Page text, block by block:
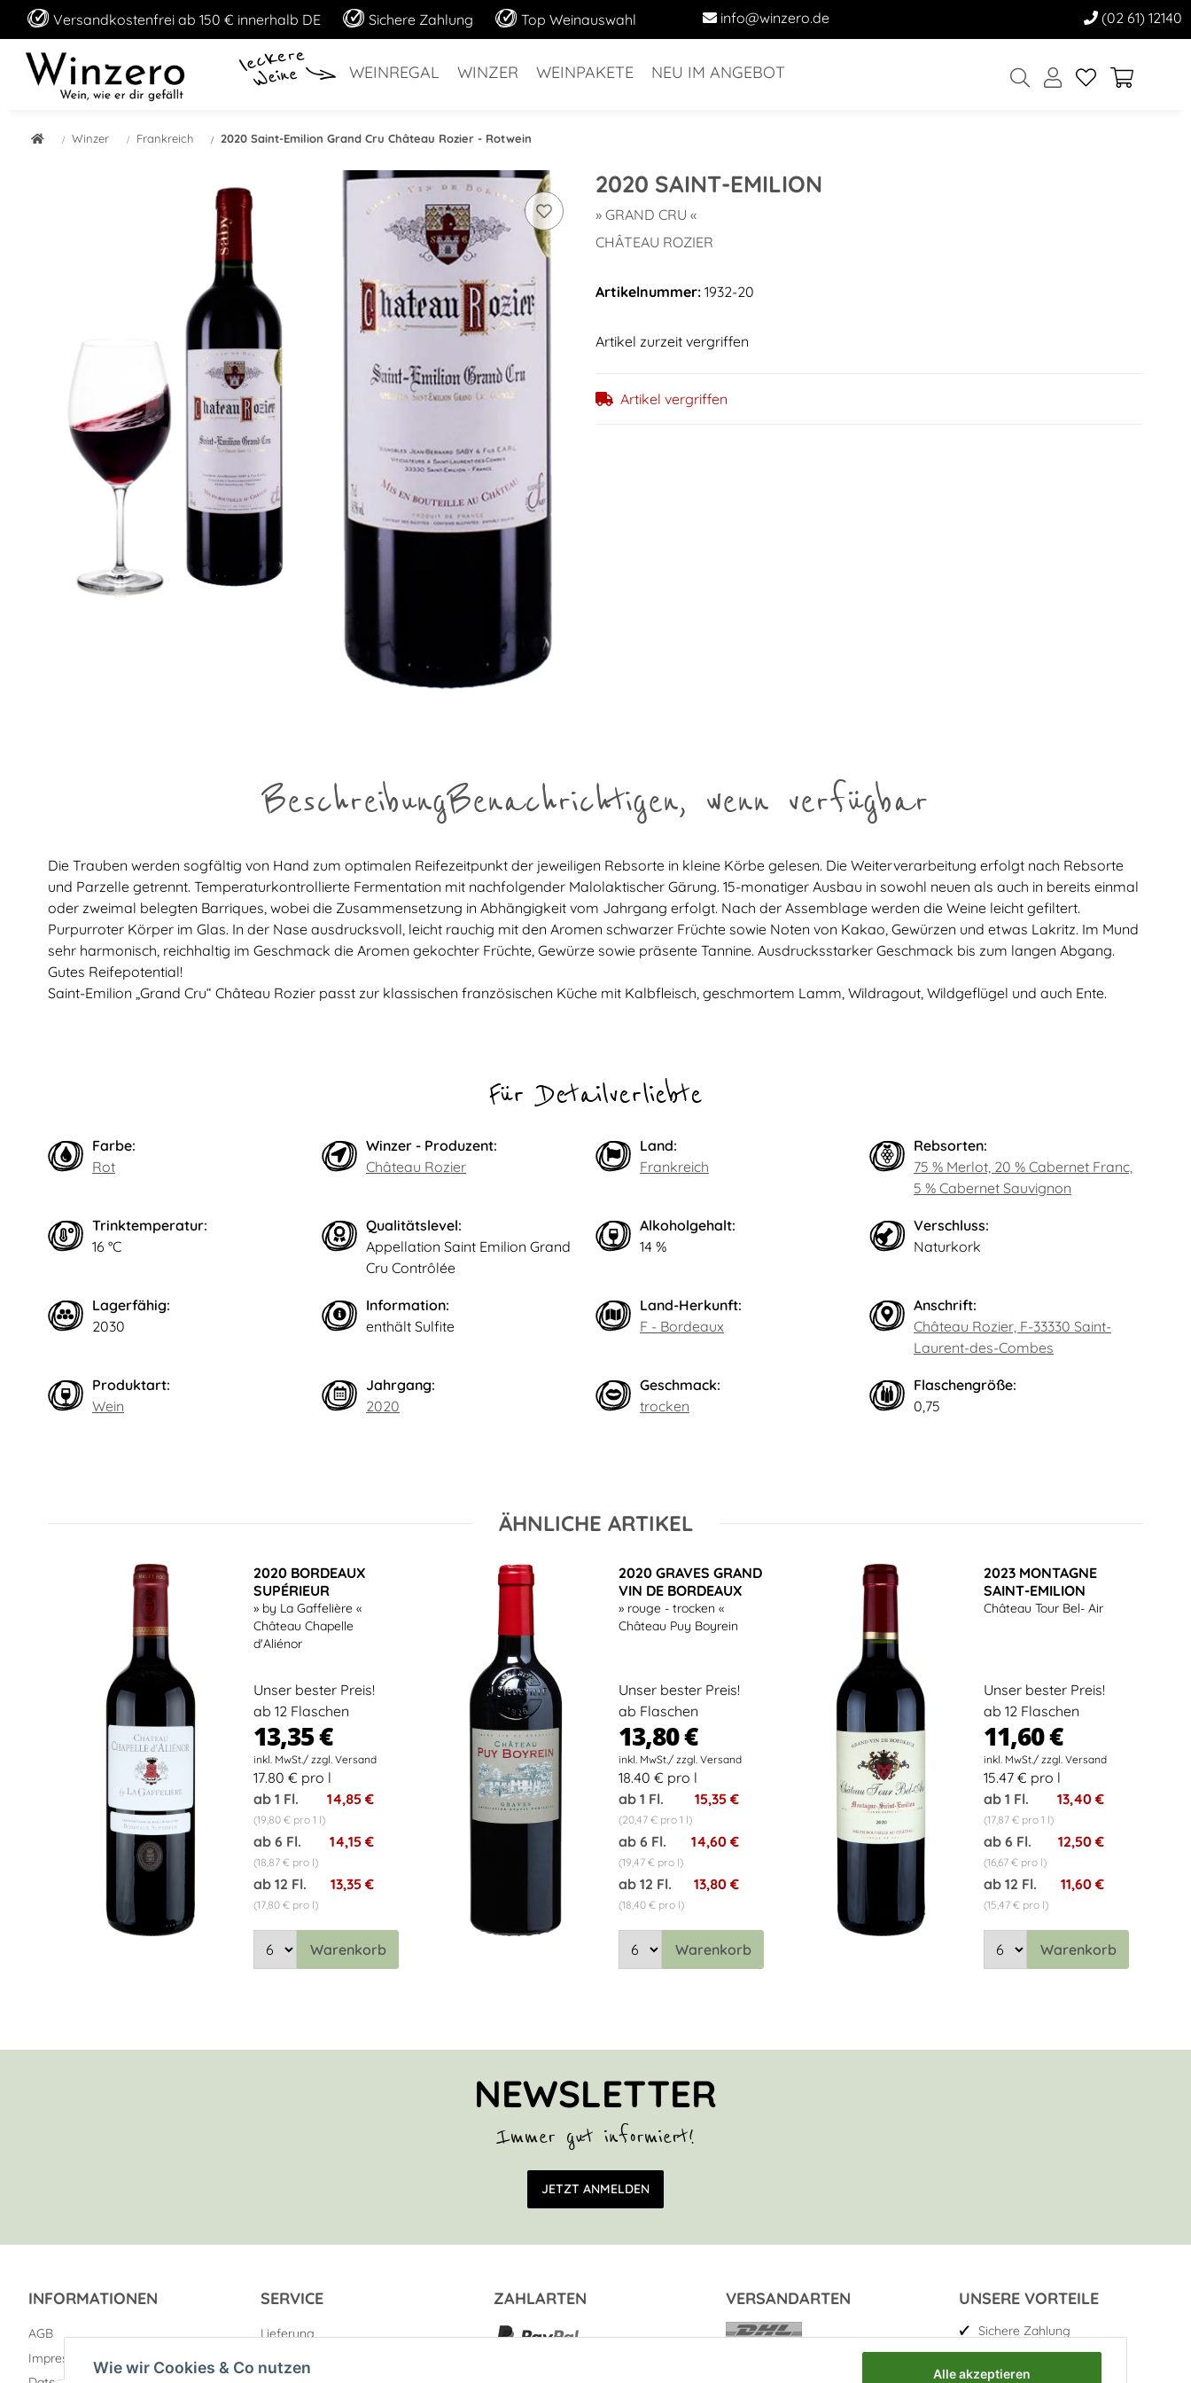
Versandkostenfrei ab 150 € innerhalb DE Sichere Zahlung Top Weinauswahl info@winzero.de (02 61) 12140
WEINREGAL WINZER WEINPAKETE NEU IM ANGEBOT
Winzer Frankreich 2020 Saint-Emilion Grand Cru Château Rozier - Rotwein
2020 SAINT-EMILION
» GRAND CRU «
CHÂTEAU ROZIER
Artikelnummer: 1932-20
Artikel zurzeit vergriffen
Artikel vergriffen
BeschreibungBenachrichtigen, wenn verfügbar
Die Trauben werden sogfältig von Hand zum optimalen Reifezeitpunkt der jeweiligen Rebsorte in kleine Körbe gelesen. Die Weiterverarbeitung erfolgt nach Rebsorte
und Parzelle getrennt. Temperaturkontrollierte Fermentation mit nachfolgender Malolaktischer Gärung. 15-monatiger Ausbau in sowohl neuen als auch in bereits einmal
oder zweimal belegten Barriques, wobei die Zusammensetzung in Abhängigkeit vom Jahrgang erfolgt. Nach der Assemblage werden die Weine leicht gefiltert.
Purpurroter Körper im Glas. In der Nase ausdrucksvoll, leicht rauchig mit den Aromen schwarzer Früchte sowie Noten von Kakao, Gewürzen und etwas Lakritz. Im Mund
sehr harmonisch, reichhaltig im Geschmack die Aromen gekochter Früchte, Gewürze sowie präsente Tannine. Ausdrucksstarker Geschmack bis zum langen Abgang.
Gutes Reifepotential!
Saint-Emilion „Grand Cru“ Château Rozier passt zur klassischen französischen Küche mit Kalbfleisch, geschmortem Lamm, Wildragout, Wildgeflügel und auch Ente.
Für Detailverliebte
Farbe:
Rot
Winzer - Produzent:
Château Rozier
Land:
Frankreich
Rebsorten:
75 % Merlot, 20 % Cabernet Franc,
5 % Cabernet Sauvignon
Trinktemperatur:
16 °C
Qualitätslevel:
Appellation Saint Emilion Grand
Cru Contrôlée
Alkoholgehalt:
14 %
Verschluss:
Naturkork
Lagerfähig:
2030
Information:
enthält Sulfite
Land-Herkunft:
F - Bordeaux
Anschrift:
Château Rozier, F-33330 Saint-
Laurent-des-Combes
Produktart:
Wein
Jahrgang:
2020
Geschmack:
trocken
Flaschengröße:
0,75
ÄHNLICHE ARTIKEL
2020 BORDEAUX
SUPÉRIEUR
» by La Gaffelière «
Château Chapelle
d'Aliénor
Unser bester Preis!
ab 12 Flaschen
13,35 €
17.80 € pro l
ab 1 Fl.
14,85 €
(19,80 € pro 1 l)
ab 6 Fl. 14,15 €
(18,87 € pro l)
ab 12 Fl. 13,35 €
(17,80 € pro l)
Warenkorb
2020 GRAVES GRAND
VIN DE BORDEAUX
» rouge - trocken «
Château Puy Boyrein
Unser bester Preis!
ab Flaschen
13,80 €
18.40 € pro l
ab 1 Fl.
15,35 €
(20,47 € pro 1 l)
ab 6 Fl. 14,60 €
(19,47 € pro l)
ab 12 Fl. 13,80 €
(18,40 € pro l)
Warenkorb
2023 MONTAGNE
SAINT-EMILION
Château Tour Bel- Air
Unser bester Preis!
ab 12 Flaschen
11,60 €
15.47 € pro l
ab 1 Fl.
13,40 €
(17,87 € pro 1 l)
ab 6 Fl. 12,50 €
(16,67 € pro l)
ab 12 Fl. 11,60 €
(15,47 € pro l)
Warenkorb
NEWSLETTER
Immer gut informiert!
E-Mail Adresse
JETZT ANMELDEN
INFORMATIONEN
AGB
Impressum
SERVICE
Lieferung
ZAHLARTEN VERSANDARTEN UNSERE VORTEILE
Sichere Zahlung
Kostenloser Versand
Wie wir Cookies & Co nutzen Alle akzeptieren